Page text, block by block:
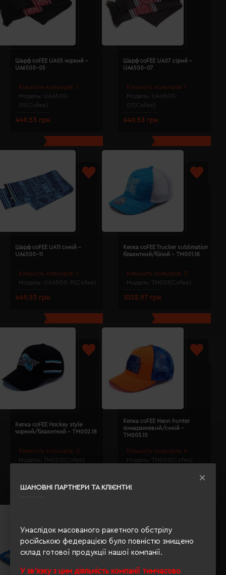
ШАНОВНІ ПАРТНЕРИ ТА КЛІЄНТИ!
Унаслідок масованого ракетного обстрілу
російською федерацією було повністю знищено
склад готової продукції нашої компанії.
У зв'язку з цим діяльність компанії тимчасово
Кількість кольорів: 1
Модель: UA6500-
05(Cofee)
Шарф coFEE UA05 чорний -
UA6500-05
449.53 грн
Кількість кольорів: 1
Модель: UA6500-
07(Cofee)
Шарф coFEE UA07 сірий -
UA6500-07
449.53 грн
Кількість кольорів: 1
Модель: UA6500-11(Cofee)
Шарф coFEE UA11 синій -
UA6500-11
449.53 грн
Кількість кольорів: 5
Модель: TM001(Cofee)
Кепка coFEE Trucker sublimation
блакитний/білий - TM001.18
1032.97 грн
Кількість кольорів: 2
Модель: TM002(Cofee)
Кепка coFEE Hockey style
чорний/блакитний - TM002.18
Кількість кольорів: 4
Модель: TM003(Cofee)
Кепка coFEE Neon hunter
помаранчевий/синій -
TM003.10